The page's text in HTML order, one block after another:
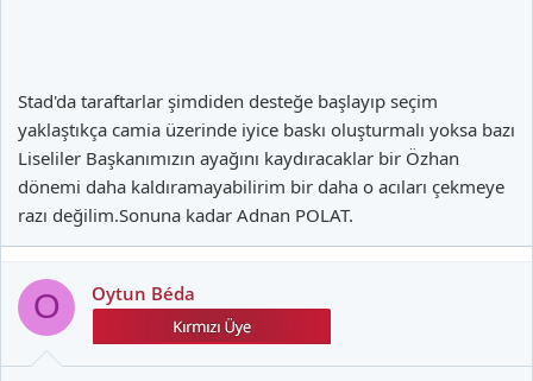
Stad'da taraftarlar şimdiden desteğe başlayıp seçim
yaklaştıkça camia üzerinde iyice baskı oluşturmalı yoksa bazı
Liseliler Başkanımızın ayağını kaydıracaklar bir Özhan
dönemi daha kaldıramayabilirim bir daha o acıları çekmeye
razı değilim.Sonuna kadar Adnan POLAT.
O Oytun Béda